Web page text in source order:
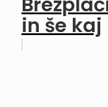
in še kaj